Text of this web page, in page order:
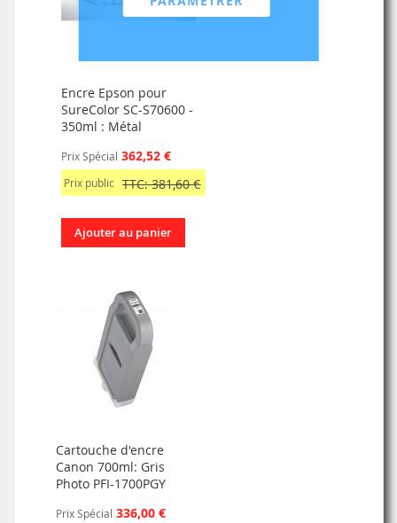
Encre Epson pour
SureColor SC-S70600 -
350ml : Métal
Prix Spécial 362,52 €
Prix public TTC: 381,60 €
Ajouter au panier
Cartouche d'encre
Canon 700ml: Gris
Photo PFI-1700PGY
Prix Spécial 336,00 €